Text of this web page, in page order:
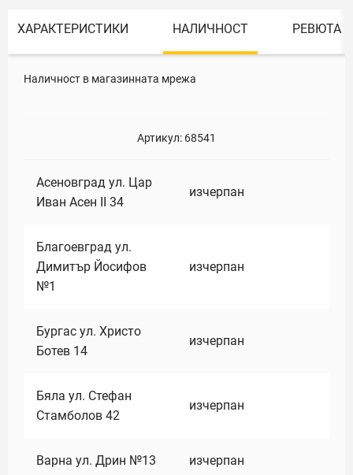
ХАРАКТЕРИСТИКИ НАЛИЧНОСТ РЕВЮТА
Наличност в магазинната мрежа
Артикул: 68541
Асеновград ул. Цар
Иван Асен II 34
изчерпан
Благоевград ул.
Димитър Йосифов
№1
изчерпан
Бургас ул. Христо
Ботев 14
изчерпан
Бяла ул. Стефан
Стамболов 42
изчерпан
Варна ул. Дрин №13 изчерпан